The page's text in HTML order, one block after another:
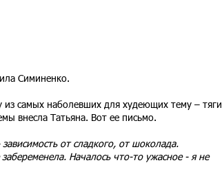
Симиненко.
самых наболевших для худеющих тему – тяги
внесла Татьяна. Вот ее письмо.
от сладкого, от шоколада.
Началось что-то ужасное - я не